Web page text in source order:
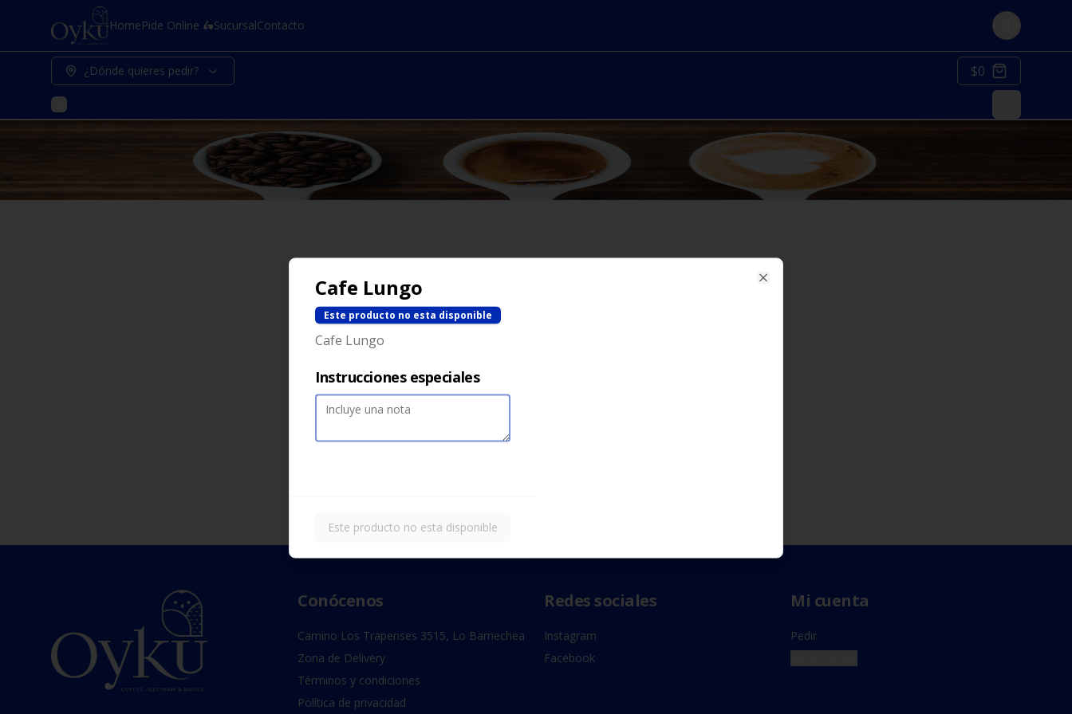
HomePide Online 🛵SucursalContacto Login
¿Dónde quieres pedir? $0
Conócenos
Camino Los Trapenses 3515, Lo Barnechea
Zona de Delivery
Términos y condiciones
Política de privacidad
Redes sociales
Instagram
Facebook
Mi cuenta
Pedir
Cafe Lungo
Este producto no esta disponible
Cafe Lungo
Instrucciones especiales
Este producto no esta disponible